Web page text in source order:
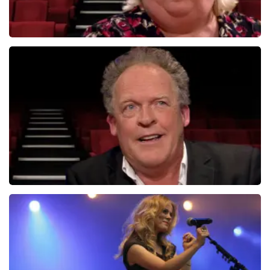
Christel De Laat
1153+reviews
Bert Visscher
reviews